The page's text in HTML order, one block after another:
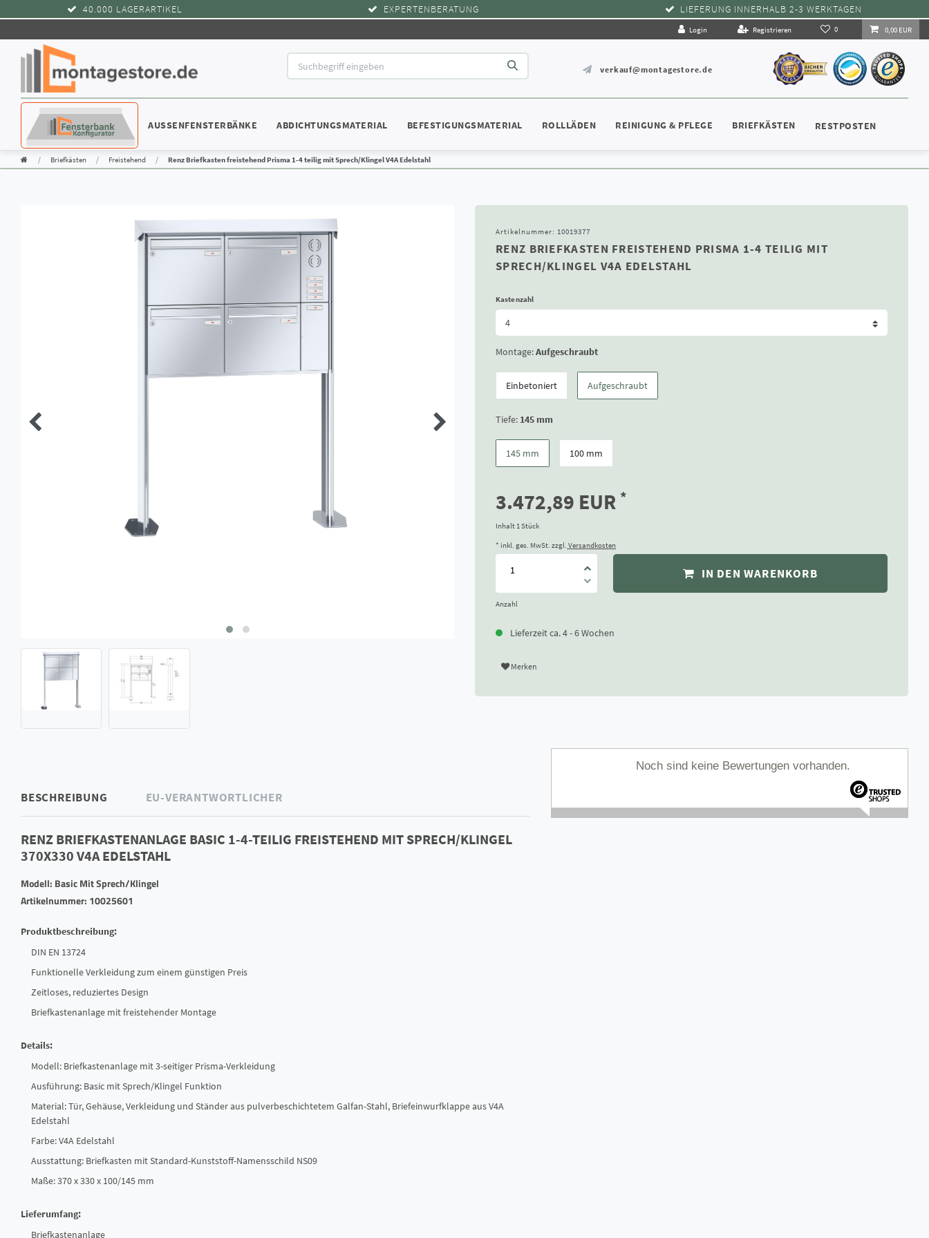
40.000 LAGERARTIKEL EXPERTENBERATUNG LIEFERUNG INNERHALB 2-3 WERKTAGEN
Login Registrieren 0 0,00 EUR
verkauf@montagestore.de
KONFIGURATOR
AUSSENFENSTERBÄNKE
ABDICHTUNGSMATERIAL BEFESTIGUNGSMATERIAL ROLLLÄDEN REINIGUNG & PFLEGE BRIEFKÄSTEN RESTPOSTEN
Briefkästen Freistehend Renz Briefkasten freistehend Prisma 1-4 teilig mit Sprech/Klingel V4A Edelstahl
Artikelnummer: 10019377
RENZ BRIEFKASTEN FREISTEHEND PRISMA 1-4 TEILIG MIT
SPRECH/KLINGEL V4A EDELSTAHL
Kastenzahl
Montage:Aufgeschraubt
Einbetoniert Aufgeschraubt
Tiefe: 145 mm
145 mm 100 mm
3.472,89 EUR *
Inhalt 1Stück
* inkl. ges. MwSt. zzgl. Versandkosten
IN DEN WARENKORB
Anzahl
Lieferzeit ca. 4 - 6 Wochen
Merken
BESCHREIBUNG EU-VERANTWORTLICHER
RENZ BRIEFKASTENANLAGE BASIC 1-4-TEILIG FREISTEHEND MIT SPRECH/KLINGEL
370X330 V4A EDELSTAHL
Modell: Basic Mit Sprech/Klingel
Artikelnummer: 10025601
Produktbeschreibung:
DIN EN 13724
Funktionelle Verkleidung zum einem günstigen Preis
Zeitloses, reduziertes Design
Briefkastenanlage mit freistehender Montage
Details:
Modell: Briefkastenanlage mit 3-seitiger Prisma-Verkleidung
Ausführung: Basic mit Sprech/Klingel Funktion
Material: Tür, Gehäuse, Verkleidung und Ständer aus pulverbeschichtetem Galfan-Stahl, Briefeinwurfklappe aus V4A
Edelstahl
Farbe: V4A Edelstahl
Ausstattung: Briefkasten mit Standard-Kunststoff-Namensschild NS09
Maße: 370 x 330 x 100/145 mm
Lieferumfang:
Briefkastenanlage
Noch sind keine Bewertungen vorhanden.